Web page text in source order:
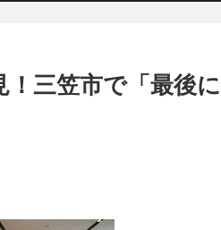
三笠市で「最後に